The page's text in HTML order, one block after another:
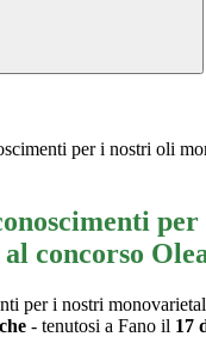
per i nostri oli
concorso
per i nostri
- tenutosi a Fano il 17